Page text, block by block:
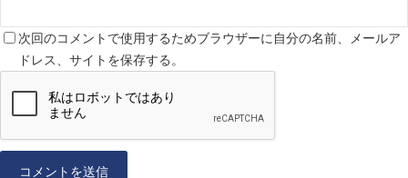
次回のコメントで使用するためブラウザーに自分の名前、メールア
ドレス、サイトを保存する。